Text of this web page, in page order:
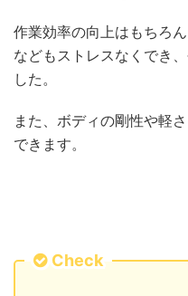
作業効率の向上はもちろ
などもストレスなくでき
した。
また、ボディの剛性や軽
できます。
Check